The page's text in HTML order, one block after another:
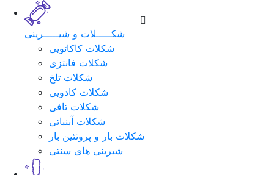
شکـــــلات و شیـــــرینی
شکلات کاکائویی
شکلات فانتزی
شکلات تلخ
شکلات کادویی
شکلات تافی
شکلات آبنباتی
شکلات بار و پروتئین بار
شیرینی های سنتی